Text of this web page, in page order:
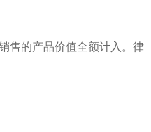
售的产品价值全额计入。律